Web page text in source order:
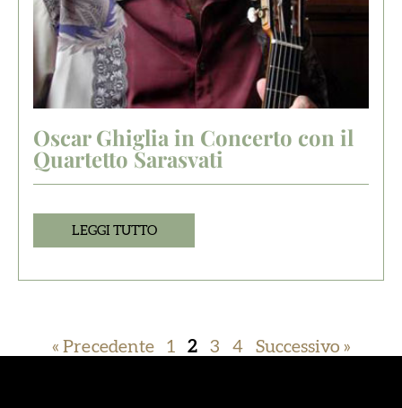
Oscar Ghiglia in Concerto con il
Quartetto Sarasvati
LEGGI TUTTO
« Precedente 1 2 3 4 Successivo »